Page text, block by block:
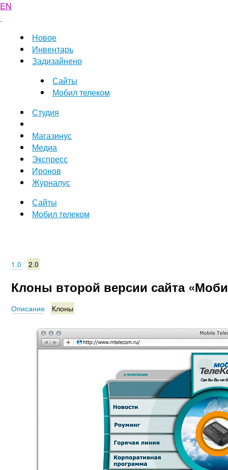
EN
Новое
Инвентарь
Задизайнено
Сайты
Мобил телеком
Студия
Магазинус
Медиа
Экспресс
Иронов
Журналус
Сайты
Мобил телеком
1.0 2.0
Клоны второй версии сайта
Описание Клоны